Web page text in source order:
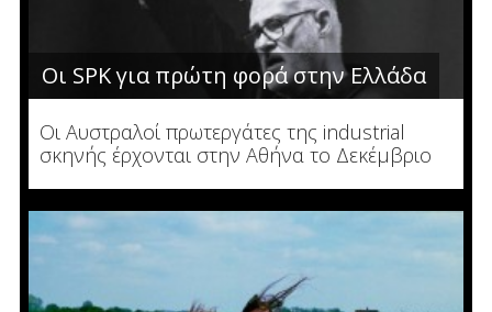
Οι SPK για πρώτη φορά στην Ελλάδα
Οι Αυστραλοί πρωτεργάτες της industrial
σκηνής έρχονται στην Αθήνα το Δεκέμβριο